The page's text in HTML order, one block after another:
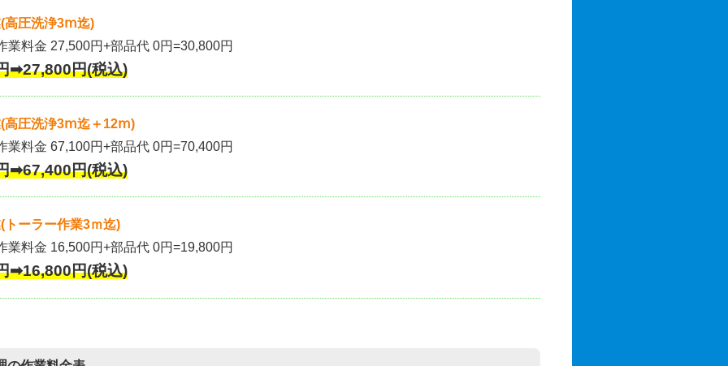
高圧洗浄3ⅿ迄)
業料金 27,500円+部品代 0円=30,800円
➡27,800円(税込)
(高圧洗浄3ⅿ迄＋12ⅿ)
業料金 67,100円+部品代 0円=70,400円
➡67,400円(税込)
トーラー作業3ｍ迄)
業料金 16,500円+部品代 0円=19,800円
➡16,800円(税込)